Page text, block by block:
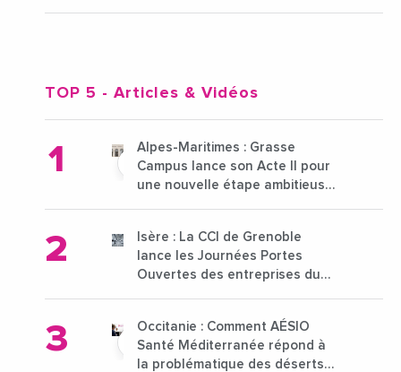
TOP 5 - Articles & Vidéos
Alpes-Maritimes : Grasse
Campus lance son Acte II pour
une nouvelle étape ambitieuse
Isère : La CCI de Grenoble
lance les Journées Portes
Ouvertes des entreprises du
Occitanie : Comment AÉSIO
Santé Méditerranée répond à
la problématique des déserts